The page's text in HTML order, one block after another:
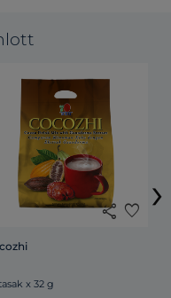
share favorite
x 32 g
›